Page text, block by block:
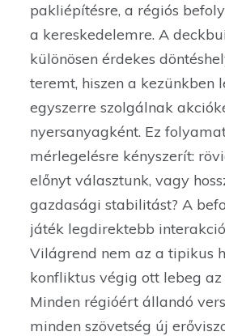
pakliépítésre, a régiós
a kereskedelemre. A
különösen érdekes
teremt, hiszen a kezünkben
egyszerre szolgálnak
nyersanyagként. Ez
mérlegelésre kényszerít:
előnyt választunk, vagy
gazdasági stabilitást? A
játék legdirektebb
Világrend nem az a tipikus
konfliktus végig ott lebeg
Minden régióért állandó
minden szövetség új